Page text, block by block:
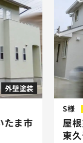
外壁塗装
たま市
S様
屋
東